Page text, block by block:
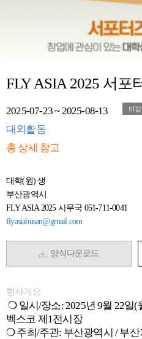
FLY ASIA 2025 서포
2025-07-23 ~ 2025-08-13 마감
대외활동
총 상세 참고
대학(원) 생
부산광역시
FLY ASIA 2025 사무국 051-711-0041
flyasiabusan@gmail.com
양식다운로드
행사개요
❍ 일시/장소: 2025년 9월 22일(
벡스코 제1전시장
❍ 주최/주관: 부산광역시 / 부산